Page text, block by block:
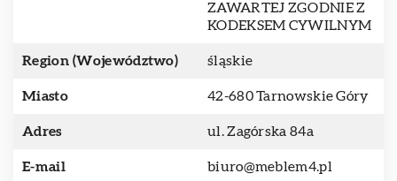
ZAWARTEJ ZGODNIE Z
KODEKSEM CYWILNYM
Region (Województwo) śląskie
Miasto 42-680 Tarnowskie Góry
Adres ul. Zagórska 84a
E-mail biuro@meblem4.pl